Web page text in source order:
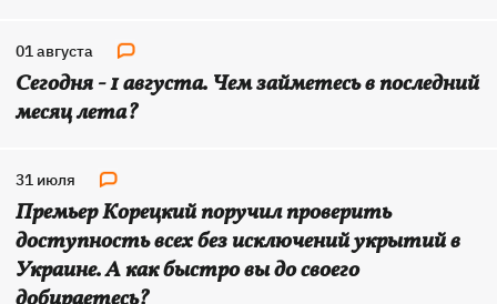
01 августа
Сегодня - 1 августа. Чем займетесь в последний
месяц лета?
31 июля
Премьер Корецкий поручил проверить
доступность всех без исключений укрытий в
Украине. А как быстро вы до своего
добираетесь?